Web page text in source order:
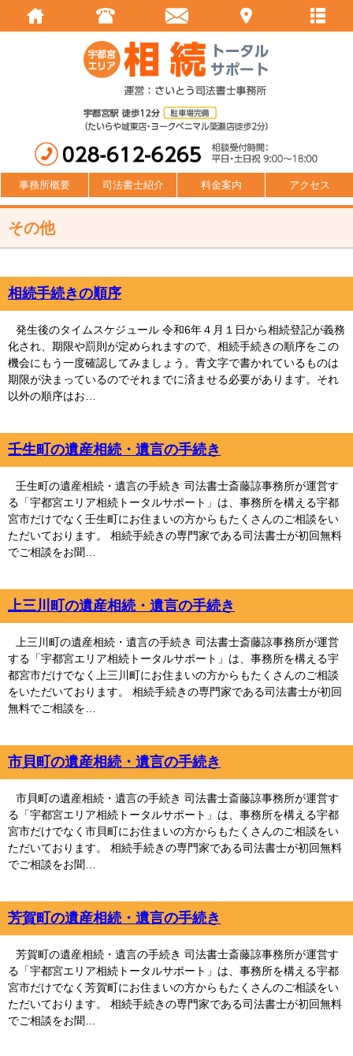
事務所概要 司法書士紹介 料金案内 アクセス
その他
相続手続きの順序
発生後のタイムスケジュール 令和6年４月１日から相続登記が義務
化され、期限や罰則が定められますので、相続手続きの順序をこの
機会にもう一度確認してみましょう。青文字で書かれているものは
期限が決まっているのでそれまでに済ませる必要があります。それ
以外の順序はお…
壬生町の遺産相続・遺言の手続き
壬生町の遺産相続・遺言の手続き 司法書士斎藤諒事務所が運営す
る「宇都宮エリア相続トータルサポート」は、事務所を構える宇都
宮市だけでなく壬生町にお住まいの方からもたくさんのご相談をい
ただいております。 相続手続きの専門家である司法書士が初回無料
でご相談をお聞…
上三川町の遺産相続・遺言の手続き
上三川町の遺産相続・遺言の手続き 司法書士斎藤諒事務所が運営
する「宇都宮エリア相続トータルサポート」は、事務所を構える宇
都宮市だけでなく上三川町にお住まいの方からもたくさんのご相談
をいただいております。 相続手続きの専門家である司法書士が初回
無料でご相談を…
市貝町の遺産相続・遺言の手続き
市貝町の遺産相続・遺言の手続き 司法書士斎藤諒事務所が運営す
る「宇都宮エリア相続トータルサポート」は、事務所を構える宇都
宮市だけでなく市貝町にお住まいの方からもたくさんのご相談をい
ただいております。 相続手続きの専門家である司法書士が初回無料
でご相談をお聞…
芳賀町の遺産相続・遺言の手続き
芳賀町の遺産相続・遺言の手続き 司法書士斎藤諒事務所が運営す
る「宇都宮エリア相続トータルサポート」は、事務所を構える宇都
宮市だけでなく芳賀町にお住まいの方からもたくさんのご相談をい
ただいております。 相続手続きの専門家である司法書士が初回無料
でご相談をお聞…